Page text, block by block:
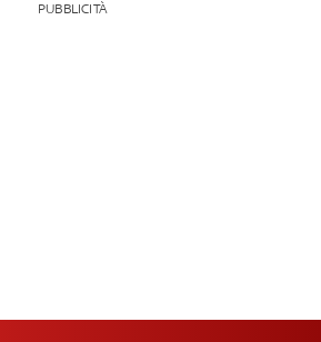
PUBBLICITÀ